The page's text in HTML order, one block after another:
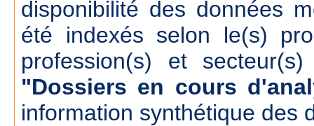
disponibilité des données
été indexés selon le(s)
profession(s) et
"Dossiers en cours
information synthétique des